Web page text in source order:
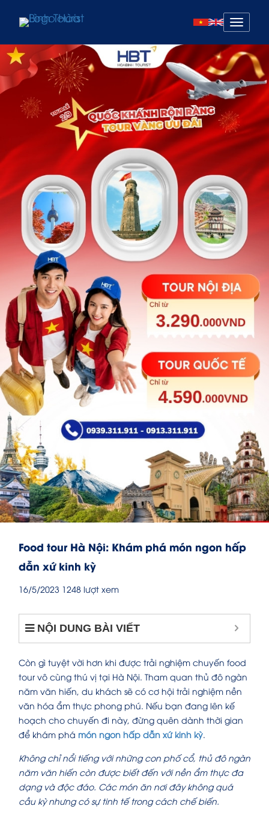
Mở
menu
Food tour Hà Nội: Khám phá món ngon hấp
dẫn xứ kinh kỳ
16/5/2023 1248 lượt xem
NỘI DUNG BÀI VIẾT
Còn gì tuyệt vời hơn khi được trải nghiệm chuyến food
tour vô cùng thú vị tại Hà Nội. Tham quan thủ đô ngàn
năm văn hiến, du khách sẽ có cơ hội trải nghiệm nền
văn hóa ẩm thực phong phú. Nếu bạn đang lên kế
hoạch cho chuyến đi này, đừng quên dành thời gian
để khám phá món ngon hấp dẫn xứ kinh kỳ.
Không chỉ nổi tiếng với những con phố cổ, thủ đô ngàn
năm văn hiến còn được biết đến với nền ẩm thực đa
dạng và độc đáo. Các món ăn nơi đây không quá
cầu kỳ nhưng có sự tinh tế trong cách chế biến.